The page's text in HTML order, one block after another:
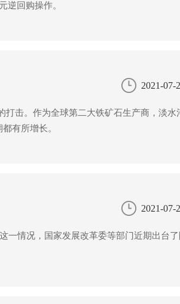
逆回购操作。
2021-07-
击。 作为全球第二大铁矿石生产商，淡水
有所增长。
2021-07-
一情况，国家发展改革委等部门近期出台